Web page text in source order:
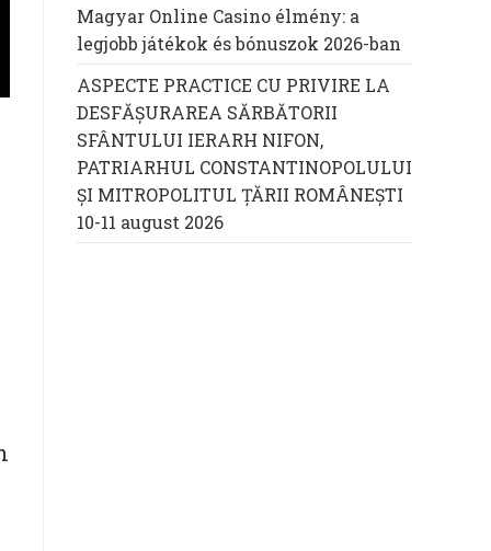
Magyar Online Casino élmény: a
legjobb játékok és bónuszok 2026-ban
ASPECTE PRACTICE CU PRIVIRE LA
DESFĂȘURAREA SĂRBĂTORII
SFÂNTULUI IERARH NIFON,
PATRIARHUL CONSTANTINOPOLULUI
ŞI MITROPOLITUL ȚĂRII ROMÂNEȘTI
10-11 august 2026